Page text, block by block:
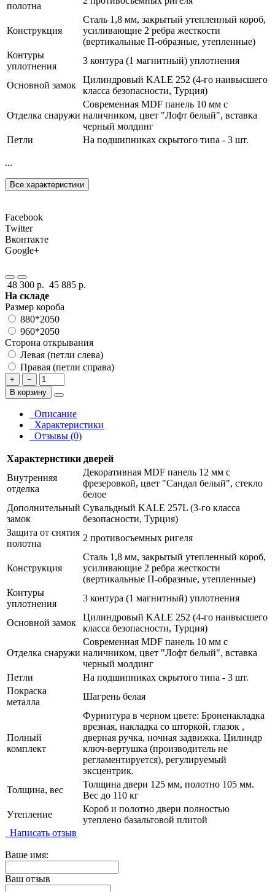
полотна
Конструкция
Сталь 1,8 мм, закрытый утепленный короб,
усиливающие 2 ребра жесткости
(вертикальные П-образные, утепленные)
Контуры
уплотнения
3 контура (1 магнитный) уплотнения
Основной замок
Цилиндровый KALE 252 (4-го наивысшего
класса безопасности, Турция)
Отделка снаружи
Современная MDF панель 10 мм с
наличником, цвет "Лофт белый", вставка
черный молдинг
Петли
На подшипниках скрытого типа - 3 шт.
...
Все характеристики
Facebook
Twitter
Вконтакте
Google+
48 300 р. 45 885 р.
На складе
Размер короба
880*2050
960*2050
Сторона открывания
Левая (петли слева)
Правая (петли справа)
+
−
В корзину
Описание
Характеристики
Отзывы (0)
Характеристики дверей
Внутренняя
отделка
Декоративная MDF панель 12 мм с
фрезеровкой, цвет "Сандал белый", стекло
белое
Дополнительный
замок
Сувальдный KALE 257L (3-го класса
безопасности, Турция)
Защита от снятия
полотна
2 противосъемных ригеля
Конструкция
Сталь 1,8 мм, закрытый утепленный короб,
усиливающие 2 ребра жесткости
(вертикальные П-образные, утепленные)
Контуры
уплотнения
3 контура (1 магнитный) уплотнения
Основной замок
Цилиндровый KALE 252 (4-го наивысшего
класса безопасности, Турция)
Отделка снаружи
Современная MDF панель 10 мм с
наличником, цвет "Лофт белый", вставка
черный молдинг
Петли
На подшипниках скрытого типа - 3 шт.
Покраска
металла
Шагрень белая
Полный
комплект
Фурнитура в черном цвете: Броненакладка
врезная, накладка со шторкой, глазок ,
дверная ручка, ночная задвижка. Цилиндр
ключ-вертушка (производитель не
регламентируется), регулируемый
эксцентрик.
Толщина, вес
Толщина двери 125 мм, полотно 105 мм.
Вес до 110 кг
Утепление
Короб и полотно двери полностью
утеплено базальтовой плитой
Написать отзыв
Ваше имя:
Ваш отзыв